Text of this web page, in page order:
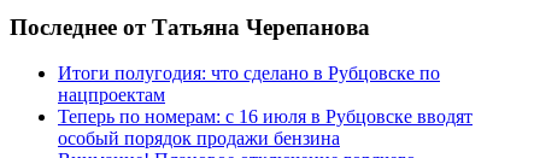
Последнее от Татьяна Черепанова
Итоги полугодия: что сделано в Рубцовске по
нацпроектам
Теперь по номерам: с 16 июля в Рубцовске вводят
особый порядок продажи бензина